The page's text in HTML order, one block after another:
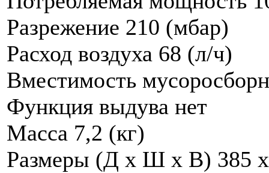
Разрежение 210 (мбар)
Расход воздуха 68 (л/ч)
Вместимость
Функция выдува нет
Масса 7,2 (кг)
Размеры (Д х Ш х В) 385